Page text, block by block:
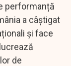
performanță
a câștigat
și face
de